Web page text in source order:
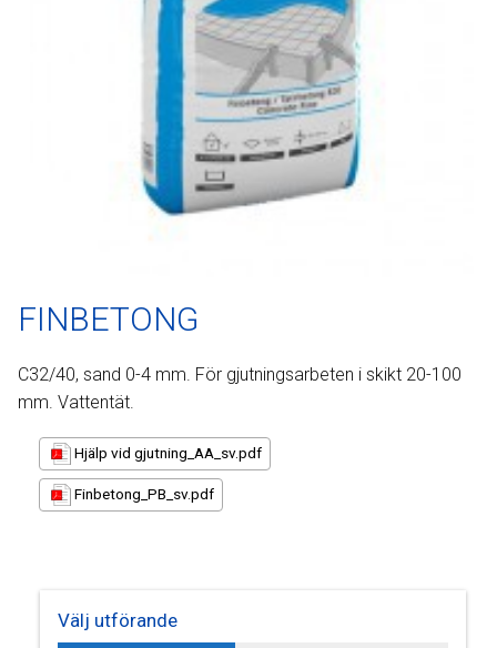
FINBETONG
C32/40, sand 0-4 mm. För gjutningsarbeten i skikt 20-100
mm. Vattentät.
Hjälp vid gjutning_AA_sv.pdf
Finbetong_PB_sv.pdf
Välj utförande